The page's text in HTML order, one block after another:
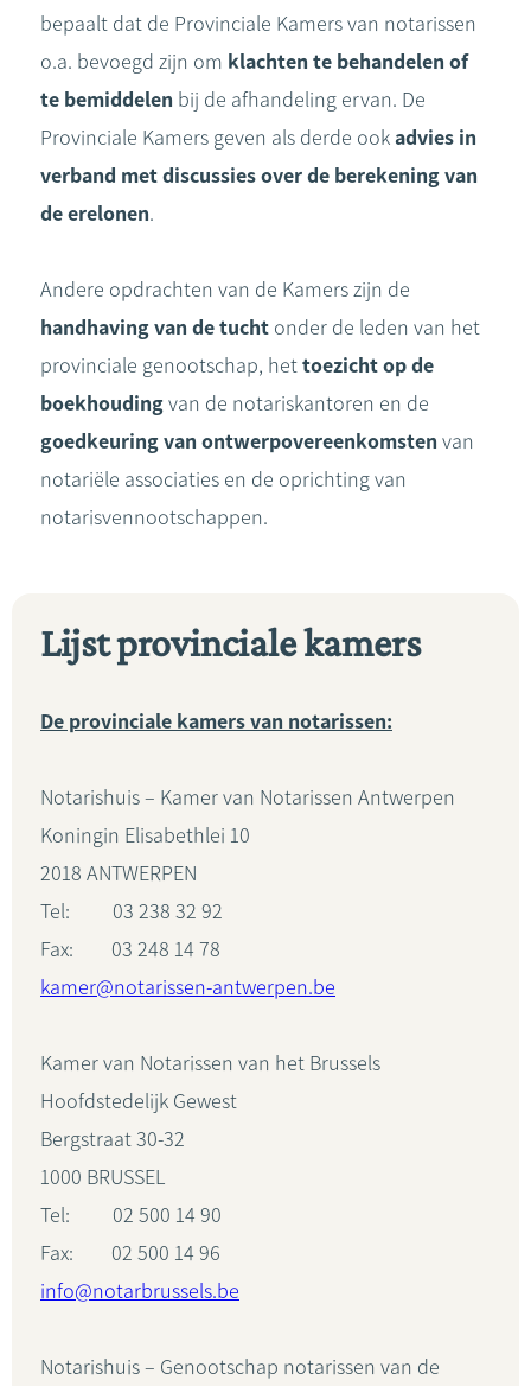
bepaalt dat de Provinciale Kamers van notarissen
o.a. bevoegd zijn om klachten te behandelen of
te bemiddelen bij de afhandeling ervan. De
Provinciale Kamers geven als derde ookadvies in
verband met discussies over de berekening van
de erelonen.
Andere opdrachten van de Kamers zijn de
handhaving van de tucht onder de leden van het
provinciale genootschap, hettoezicht op de
boekhoudingvan de notariskantoren en de
goedkeuring van ontwerpovereenkomsten van
notariële associaties en de oprichting van
notarisvennootschappen.
Lijst provinciale kamers
De provinciale kamers van notarissen:
Notarishuis – Kamer van Notarissen Antwerpen
Koningin Elisabethlei 10
2018 ANTWERPEN
Tel: 03 238 32 92
Fax: 03 248 14 78
kamer@notarissen-antwerpen.be
Kamer van Notarissen van het Brussels
Hoofdstedelijk Gewest
Bergstraat 30-32
1000 BRUSSEL
Tel: 02 500 14 90
Fax: 02 500 14 96
info@notarbrussels.be
Notarishuis – Genootschap notarissen van de